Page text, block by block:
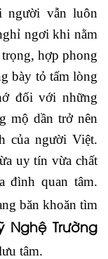
người vẫn luôn
ngơi khi nằm
hợp phong
bày tỏ tấm lòng
đối với những
mộ dần trở nên
của người Việt.
uy tín vừa chất
đình quan tâm.
băn khoăn tìm
Nghệ Trường
tâm.